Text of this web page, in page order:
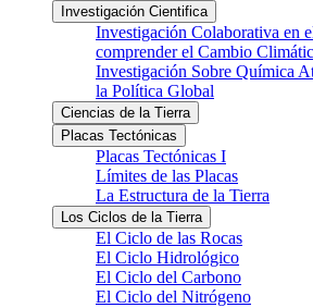
Investigación Cientifica
Investigación Colaborativa en
comprender el Cambio
Investigación Sobre Química
la Política Global
Ciencias de la Tierra
Placas Tectónicas
Placas Tectónicas I
Límites de las Placas
La Estructura de la Tierra
Los Ciclos de la Tierra
El Ciclo de las Rocas
El Ciclo Hidrológico
El Ciclo del Carbono
El Ciclo del Nitrógeno